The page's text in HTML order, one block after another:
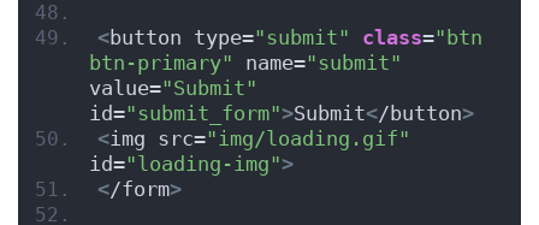
<button type="submit" class="btn
btn-primary" name="submit"
value="Submit"
id="submit_form">Submit</button>
<img src="img/loading.gif"
id="loading-img">
</form>